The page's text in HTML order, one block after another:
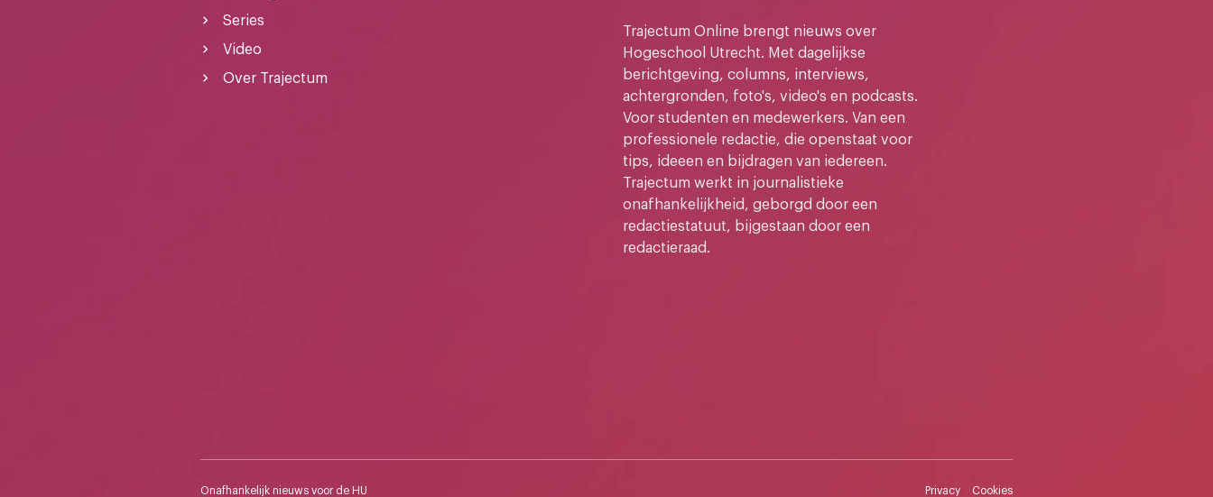
Series
Video
Over Trajectum
Trajectum Online brengt nieuws over
Hogeschool Utrecht. Met dagelijkse
berichtgeving, columns, interviews,
achtergronden, foto's, video's en podcasts.
Voor studenten en medewerkers. Van een
professionele redactie, die openstaat voor
tips, ideeen en bijdragen van iedereen.
Trajectum werkt in journalistieke
onafhankelijkheid, geborgd door een
redactiestatuut, bijgestaan door een
redactieraad.
Onafhankelijk nieuws voor de HU Privacy Cookies